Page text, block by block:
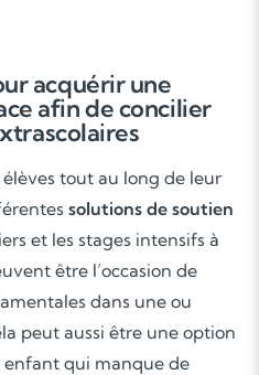
acquérir une
afin de concilier
tout au long de leur
solutions de soutien
et les stages intensifs à
être l’occasion de
dans une ou
peut aussi être une option
qui manque de